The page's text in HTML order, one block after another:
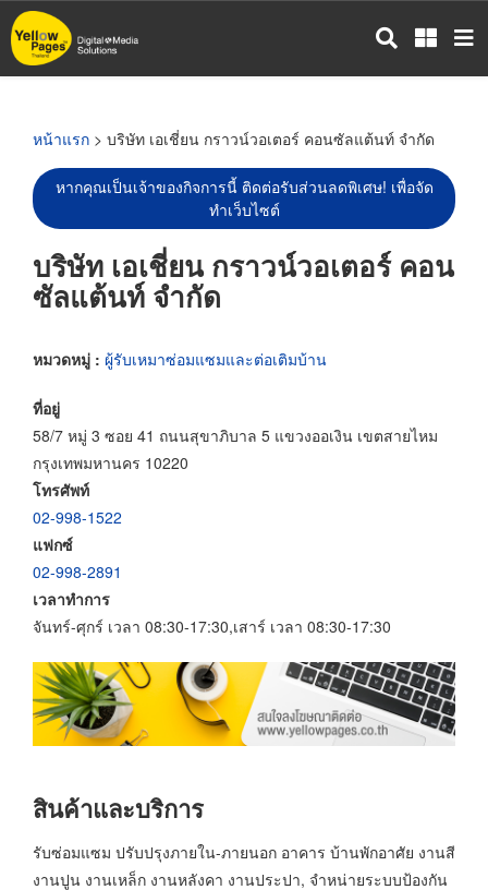
ข้าม
ไป
หน้าแรก > บริษัท เอเชี่ยน กราวน์วอเตอร์ คอนซัลแต้นท์ จำกัด
หากคุณเป็นเจ้าของกิจการนี้ ติดต่อรับส่วนลดพิเศษ! เพื่อจัด
ทำเว็บไซต์
บริษัท เอเชี่ยน กราวน์วอเตอร์ คอน
ซัลแต้นท์ จำกัด
หมวดหมู่ : ผู้รับเหมาซ่อมแซมและต่อเติมบ้าน
ที่อยู่
58/7 หมู่ 3 ซอย 41 ถนนสุขาภิบาล 5 แขวงออเงิน เขตสายไหม
กรุงเทพมหานคร 10220
โทรศัพท์
02-998-1522
แฟกซ์
02-998-2891
เวลาทำการ
จันทร์-ศุกร์ เวลา 08:30-17:30,เสาร์ เวลา 08:30-17:30
สินค้าและบริการ
รับซ่อมแซม ปรับปรุงภายใน-ภายนอก อาคาร บ้านพักอาศัย งานสี
งานปูน งานเหล็ก งานหลังคา งานประปา, จำหน่ายระบบป้องกัน